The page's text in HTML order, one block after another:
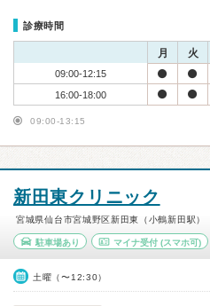
診療時間
月 火
09:00-12:15
16:00-18:00
09:00-13:15
新田東クリニック
宮城県仙台市宮城野区新田東（小鶴新田駅）
駐車場あり マイナ受付(スマホ可)
土曜（〜12:30）